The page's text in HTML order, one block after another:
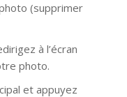
(supprimer
à l’écran
photo.
et appuyez